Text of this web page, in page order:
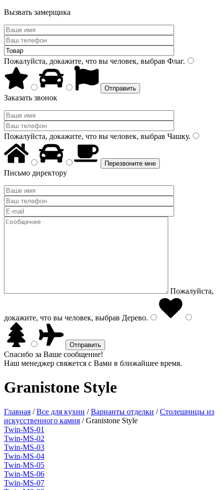
Вызвать замерщика
Пожалуйста, докажите, что вы человек, выбрав Флаг.
Заказать звонок
Пожалуйста, докажите, что вы человек, выбрав Чашку.
Письмо директору
Пожалуйста,
докажите, что вы человек, выбрав Дерево.
Спасибо за Ваше сообщение!
Наш менеджер свяжется с Вами в ближайшее время.
Granistone Style
Главная /Все для кухни /Варианты отделки /Столешницы из
искусственного камня /Granistone Style
Twin-MS-01
Twin-MS-02
Twin-MS-03
Twin-MS-04
Twin-MS-05
Twin-MS-06
Twin-MS-07